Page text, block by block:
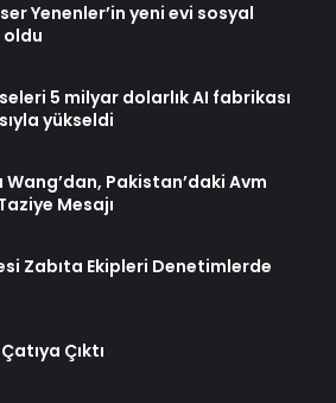
Yenenler’in yeni evi sosyal
5 milyar dolarlık AI fabrikası
yükseldi
Wang’dan, Pakistan’daki Avm
Mesajı
Zabıta Ekipleri Denetimlerde
Çıktı